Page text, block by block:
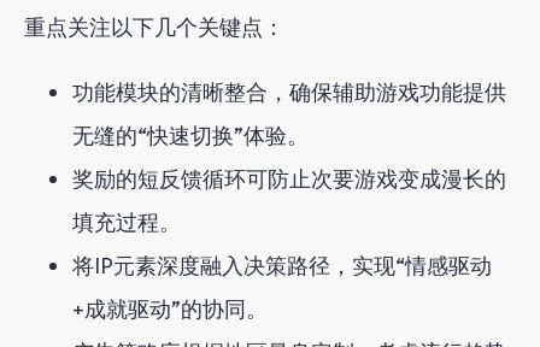
重点关注以下几个关键点：
功能模块的清晰整合，确保辅助游戏功能提供
无缝的“快速切换”体验。
奖励的短反馈循环可防止次要游戏变成漫长的
填充过程。
将IP元素深度融入决策路径，实现“情感驱动
+成就驱动”的协同。